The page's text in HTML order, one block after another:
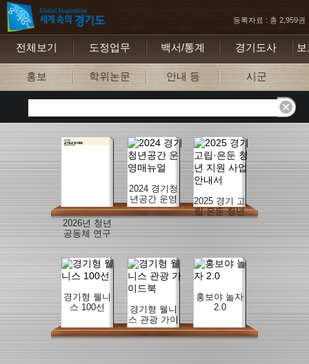
등록자료 : 총 2,959권
전체보기 도정업무 백서/통계 경기도사
홍보 학위논문 안내 등 시군
2026년 청년
공동체 연구
집
2024 경기청
년공간 운영
매뉴얼
2025 경기 고
립·은둔 청년
지원 사업 안
내서
경기형 웰니
스 100선
경기형 웰니
스 관광 가이
드북
홍보야 놀자
2.0